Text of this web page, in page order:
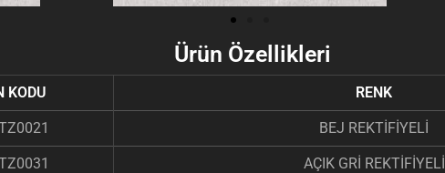
Ürün Özellikleri
KODU RENK
BEJ REKTİFİYELİ
AÇIK GRİ REKTİFİYELİ